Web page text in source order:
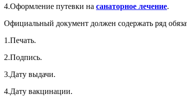
4.Оформление путевки на санаторное лечение.
Официальный документ должен содержать ряд
1.Печать.
2.Подпись.
3.Дату выдачи.
4.Дату вакцинации.